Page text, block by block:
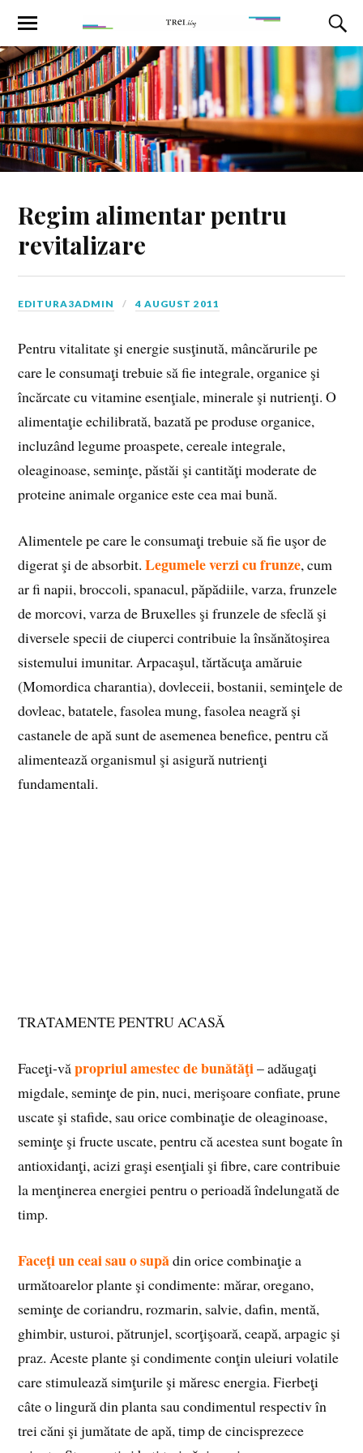
Regim alimentar pentru
revitalizare
EDITURA3ADMIN 4 AUGUST 2011
Pentru vitalitate şi energie susţinută, mâncărurile pe
care le consumaţi trebuie să fie integrale, organice şi
încărcate cu vitamine esenţiale, minerale şi nutrienţi. O
alimentaţie echilibrată, bazată pe produse organice,
incluzând legume proaspete, cereale integrale,
oleaginoase, seminţe, păstăi şi cantităţi moderate de
proteine animale organice este cea mai bună.
Alimentele pe care le consumaţi trebuie să fie uşor de
digerat şi de absorbit.Legumele verzi cu frunze, cum
ar fi napii, broccoli, spanacul, păpădiile, varza, frunzele
de morcovi, varza de Bruxelles şi frunzele de sfeclă şi
diversele specii de ciuperci contribuie la însănătoşirea
sistemului imunitar. Arpacaşul, tărtăcuţa amăruie
(Momordica charantia), dovleceii, bostanii, seminţele de
dovleac, batatele, fasolea mung, fasolea neagră şi
castanele de apă sunt de asemenea benefice, pentru că
alimentează organismul şi asigură nutrienţi
fundamentali.
TRATAMENTE PENTRU ACASĂ
Faceţi-văpropriul amestec de bunătăţi– adăugaţi
migdale, seminţe de pin, nuci, merişoare confiate, prune
uscate şi stafide, sau orice combinaţie de oleaginoase,
seminţe şi fructe uscate, pentru că acestea sunt bogate în
antioxidanţi, acizi graşi esenţiali şi fibre, care contribuie
la menţinerea energiei pentru o perioadă îndelungată de
timp.
Faceţi un ceai sau o supădin orice combinaţie a
următoarelor plante şi condimente: mărar, oregano,
seminţe de coriandru, rozmarin, salvie, dafin, mentă,
ghimbir, usturoi, pătrunjel, scorţişoară, ceapă, arpagic şi
praz. Aceste plante şi condimente conţin uleiuri volatile
care stimulează simţurile şi măresc energia. Fierbeţi
câte o lingură din planta sau condimentul respectiv în
trei căni şi jumătate de apă, timp de cincisprezece